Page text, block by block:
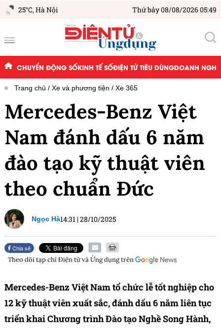
25°C,Hà Nội Thứ bảy 08/08/2026 05:49
CHUYỂN ĐỘNG SỐKINH TẾ SỐĐIỆN TỬ TIÊU DÙNGDOANH
Trang chủ Xe và phương tiện Xe 365
Mercedes-Benz Việt
Nam đánh dấu 6 năm
đào tạo kỹ thuật viên
theo chuẩn Đức
Ngọc Hà14:31 |28/10/2025
Chia sẻ
Theo dõi tạp chíĐiện tử và Ứng dụngtrên
Mercedes-Benz Việt Nam tổ chức lễ tốt nghiệp cho
12 kỹ thuật viên xuất sắc, đánh dấu 6 năm liên tục
triển khai Chương trình Đào tạo Nghề Song Hành,